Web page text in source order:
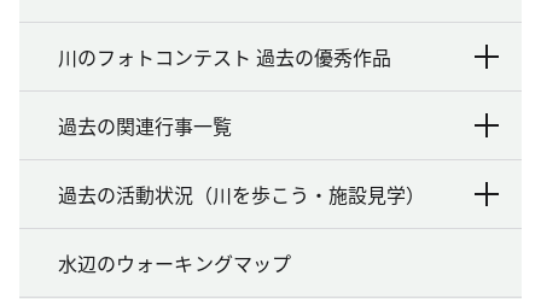
川のフォトコンテスト 過去の優秀作品
過去の関連行事一覧
過去の活動状況（川を歩こう・施設見学）
水辺のウォーキングマップ